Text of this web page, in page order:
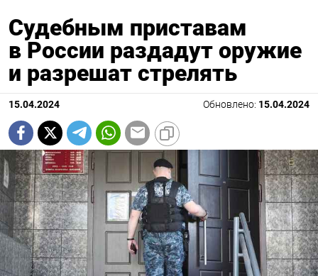
Судебным приставам
в России раздадут оружие
и разрешат стрелять
15.04.2024 Обновлено: 15.04.2024